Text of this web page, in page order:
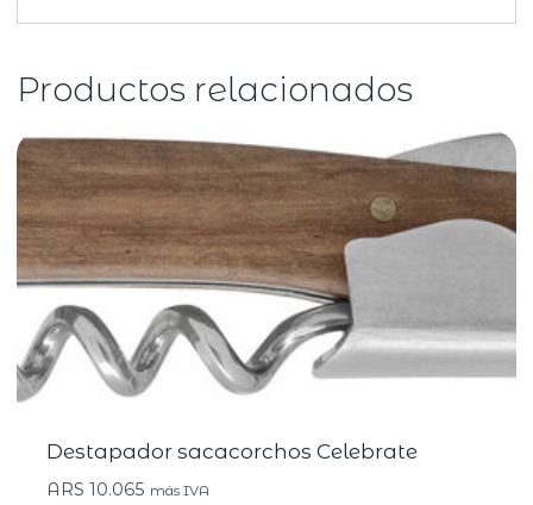
Productos relacionados
Destapador sacacorchos Celebrate
ARS 10.065 más IVA